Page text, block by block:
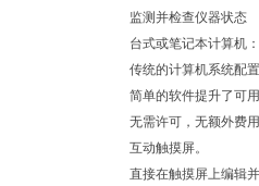
监测并检查仪器状态
台式或笔记本计算机：
传统的计算机系统配置
简单的软件提升了可用
无需许可，无额外费用
互动触摸屏。
直接在触摸屏上编辑并